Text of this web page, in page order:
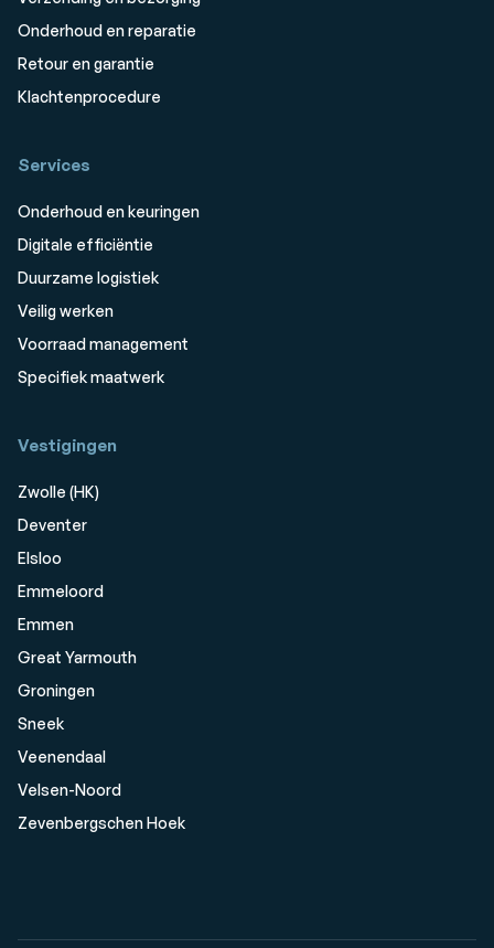
Onderhoud en reparatie
Retour en garantie
Klachtenprocedure
Services
Onderhoud en keuringen
Digitale efficiëntie
Duurzame logistiek
Veilig werken
Voorraad management
Specifiek maatwerk
Vestigingen
Zwolle (HK)
Deventer
Elsloo
Emmeloord
Emmen
Great Yarmouth
Groningen
Sneek
Veenendaal
Velsen-Noord
Zevenbergschen Hoek